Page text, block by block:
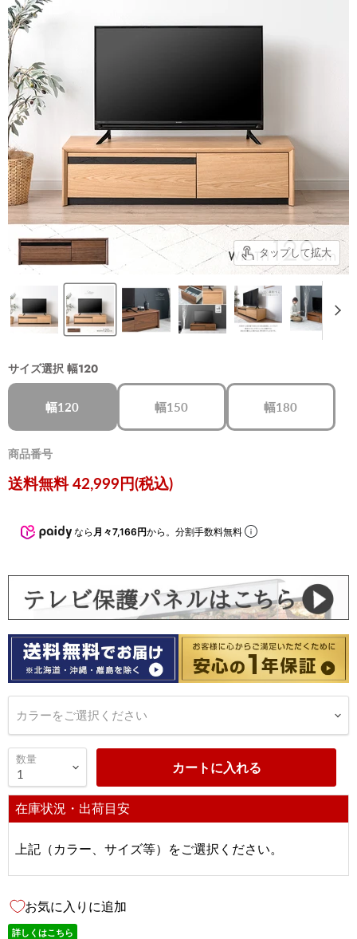
タップして拡大
サイズ選択 幅120
幅120 幅150 幅180
商品番号
現在の価格
送料無料 42,999円(税込)
なら 月々7,166円から。分割手数料無料
カラーをご選択ください
数量
カートに入れる
在庫状況・出荷目安
上記（カラー、サイズ等）をご選択ください。
お気に入りに追加
詳しくはこちら